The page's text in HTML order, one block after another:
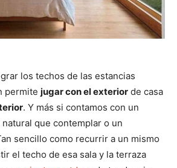
los techos de las estancias
permite jugar con el exterior de casa
. Y más si contamos con un
que contemplar o un
sencillo como recurrir a un mismo
el techo de esa sala y la terraza